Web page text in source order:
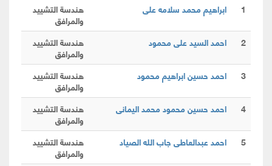
1
ابراهيم محمد سلامه على هندسة التشييد
والمرافق
2
احمد السيد على محمود هندسة التشييد
والمرافق
3
احمد حسين ابراهيم محمود هندسة التشييد
والمرافق
4
احمد حسين محمود محمد اليمانى هندسة التشييد
والمرافق
5
احمد عبدالعاطى جاب الله الصياد هندسة التشييد
والمرافق